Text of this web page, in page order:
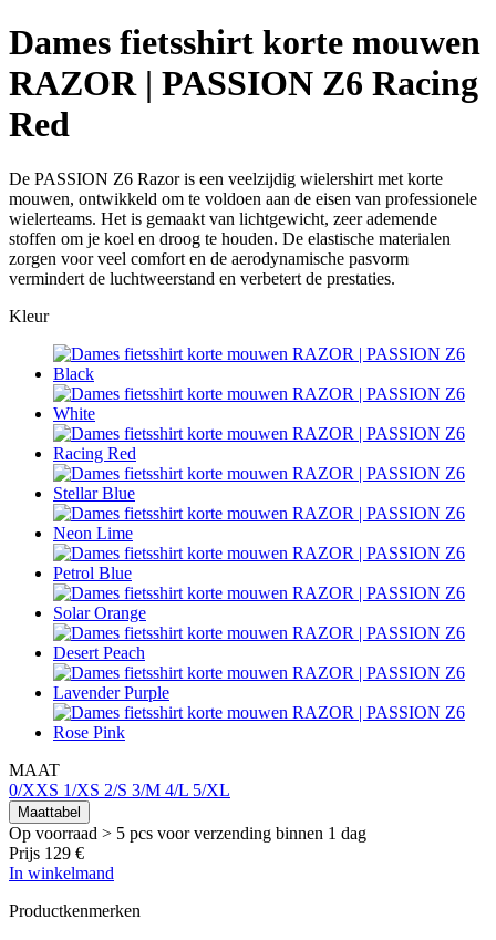
Dames fietsshirt korte mouwen
RAZOR | PASSION Z6 Racing
Red
De PASSION Z6 Razor is een veelzijdig wielershirt met korte
mouwen, ontwikkeld om te voldoen aan de eisen van professionele
wielerteams. Het is gemaakt van lichtgewicht, zeer ademende
stoffen om je koel en droog te houden. De elastische materialen
zorgen voor veel comfort en de aerodynamische pasvorm
vermindert de luchtweerstand en verbetert de prestaties.
Kleur
MAAT
0/XXS 1/XS 2/S 3/M 4/L 5/XL
Maattabel
Op voorraad > 5 pcs voor verzending binnen 1 dag
Prijs 129 €
In winkelmand
Productkenmerken